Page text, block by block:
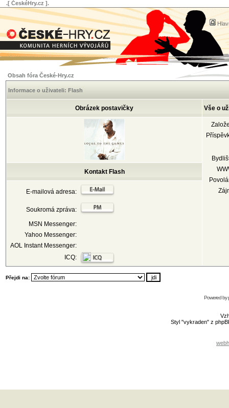
.[ ČeskéHry.cz ].
Obsah fóra České-Hry.cz
Informace o uživateli: Flash
Obrázek postavičky Vše o
Kontakt Flash
E-mailová adresa:
Soukromá zpráva:
MSN Messenger:
Yahoo Messenger:
AOL Instant Messenger:
ICQ:
Přejdi na:
Powered by
Styl "vykraden" z